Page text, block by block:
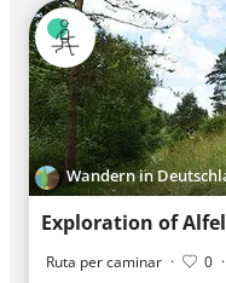
Wandern in
Exploration of
Ruta per caminar · 0 ·